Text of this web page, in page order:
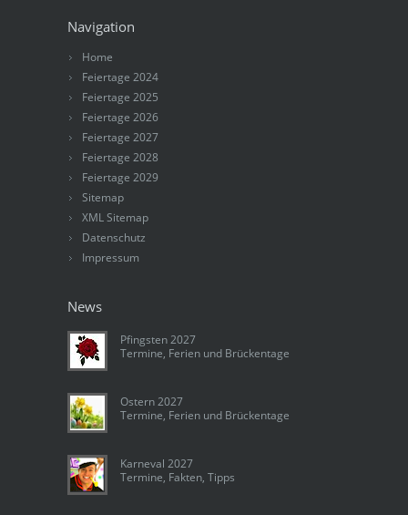
Navigation
Home
Feiertage 2024
Feiertage 2025
Feiertage 2026
Feiertage 2027
Feiertage 2028
Feiertage 2029
Sitemap
XML Sitemap
Datenschutz
Impressum
News
Pfingsten 2027
Termine, Ferien und Brückentage
Ostern 2027
Termine, Ferien und Brückentage
Karneval 2027
Termine, Fakten, Tipps